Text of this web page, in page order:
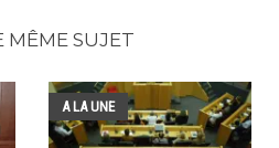
MÊME SUJET
A LA UNE